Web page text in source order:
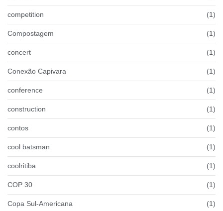
competition (1)
Compostagem (1)
concert (1)
Conexão Capivara (1)
conference (1)
construction (1)
contos (1)
cool batsman (1)
coolritiba (1)
COP 30 (1)
Copa Sul-Americana (1)